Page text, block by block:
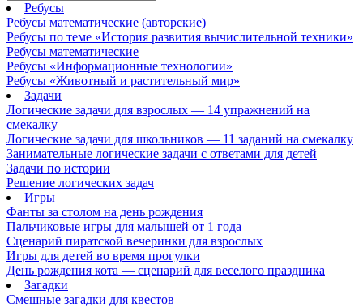
Ребусы
Ребусы математические (авторские)
Ребусы по теме «История развития вычислительной техники»
Ребусы математические
Ребусы «Информационные технологии»
Ребусы «Животный и растительный мир»
Задачи
Логические задачи для взрослых — 14 упражнений на
смекалку
Логические задачи для школьников — 11 заданий на смекалку
Занимательные логические задачи с ответами для детей
Задачи по истории
Решение логических задач
Игры
Фанты за столом на день рождения
Пальчиковые игры для малышей от 1 года
Сценарий пиратской вечеринки для взрослых
Игры для детей во время прогулки
День рождения кота — сценарий для веселого праздника
Загадки
Смешные загадки для квестов